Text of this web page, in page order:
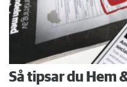
Så tipsar du Hem